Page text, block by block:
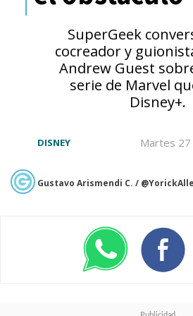
explorará su
o presentará
tengan lugar
ocurrido en
manipular a "Wanda"
"Bruja Escarlata"
poderosa. Al final,
SuperGeek
cocreador y
Andrew Guest
serie de Marvel
Disney+.
Martes
DISNEY
Gustavo Arismendi C. /